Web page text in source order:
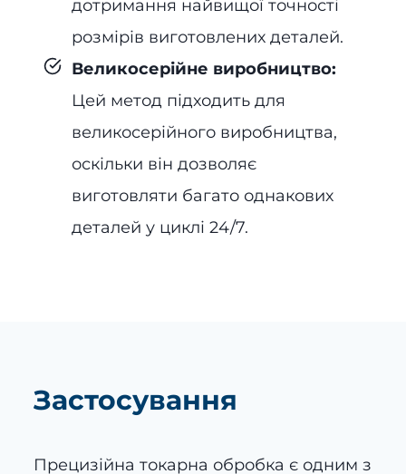
дотримання найвищої точності
розмірів виготовлених деталей.
Великосерійне виробництво:
Цей метод підходить для
великосерійного виробництва,
оскільки він дозволяє
виготовляти багато однакових
деталей у циклі 24/7.
Застосування
Прецизійна токарна обробка є одним з